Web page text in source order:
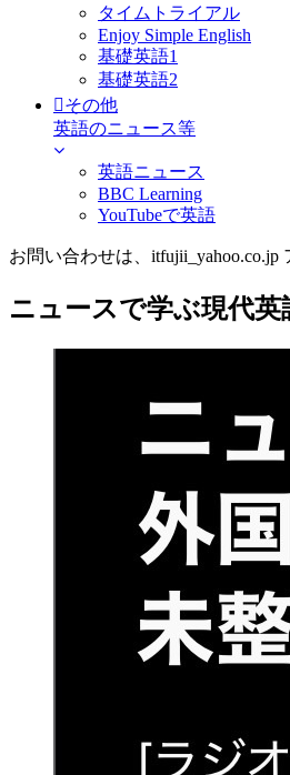
タイムトライアル
Enjoy Simple English
基礎英語1
基礎英語2
その他
英語のニュース等
英語ニュース
BBC Learning
YouTubeで英語
お問い合わせは、itfujii_yahoo.co.jp
ニュースで学ぶ現代英